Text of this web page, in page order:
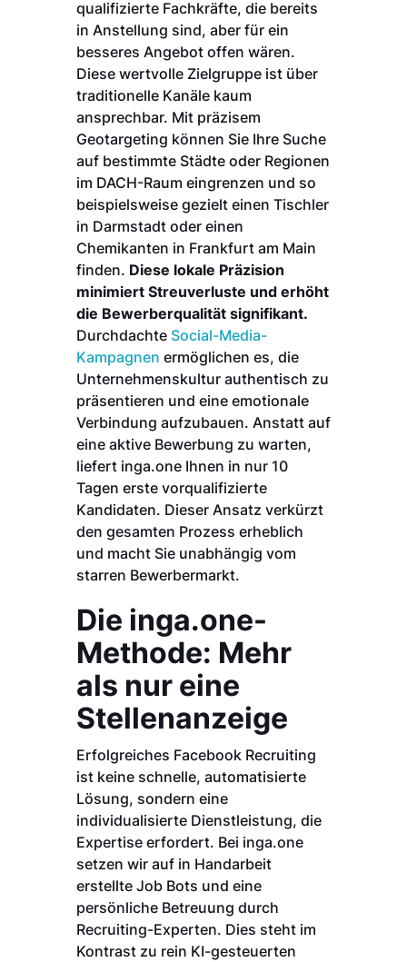
qualifizierte Fachkräfte, die bereits
in Anstellung sind, aber für ein
besseres Angebot offen wären.
Diese wertvolle Zielgruppe ist über
traditionelle Kanäle kaum
ansprechbar. Mit präzisem
Geotargeting können Sie Ihre Suche
auf bestimmte Städte oder Regionen
im DACH-Raum eingrenzen und so
beispielsweise gezielt einen Tischler
in Darmstadt oder einen
Chemikanten in Frankfurt am Main
finden. Diese lokale Präzision
minimiert Streuverluste und erhöht
die Bewerberqualität signifikant.
Durchdachte Social-Media-
Kampagnen ermöglichen es, die
Unternehmenskultur authentisch zu
präsentieren und eine emotionale
Verbindung aufzubauen. Anstatt auf
eine aktive Bewerbung zu warten,
liefert inga.one Ihnen in nur 10
Tagen erste vorqualifizierte
Kandidaten. Dieser Ansatz verkürzt
den gesamten Prozess erheblich
und macht Sie unabhängig vom
starren Bewerbermarkt.
Die inga.one-
Methode: Mehr
als nur eine
Stellenanzeige
Erfolgreiches Facebook Recruiting
ist keine schnelle, automatisierte
Lösung, sondern eine
individualisierte Dienstleistung, die
Expertise erfordert. Bei inga.one
setzen wir auf in Handarbeit
erstellte Job Bots und eine
persönliche Betreuung durch
Recruiting-Experten. Dies steht im
Kontrast zu rein KI-gesteuerten